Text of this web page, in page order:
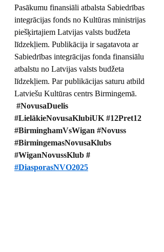
Pasākumu finansiāli atbalsta Sabiedrības
integrācijas fonds no Kultūras ministrijas
piešķirtajiem Latvijas valsts budžeta
līdzekļiem. Publikācija ir sagatavota ar
Sabiedrības integrācijas fonda finansiālu
atbalstu no Latvijas valsts budžeta
līdzekļiem. Par publikācijas saturu atbild
Latviešu Kultūras centrs Birmingemā.
#NovusaDuelis
#LielākieNovusaKlubiUK #12Pret12
#BirminghamVsWigan #Novuss
#BirmingemasNovusaKlubs
#WiganNovussKlub #
#DiasporasNVO2025